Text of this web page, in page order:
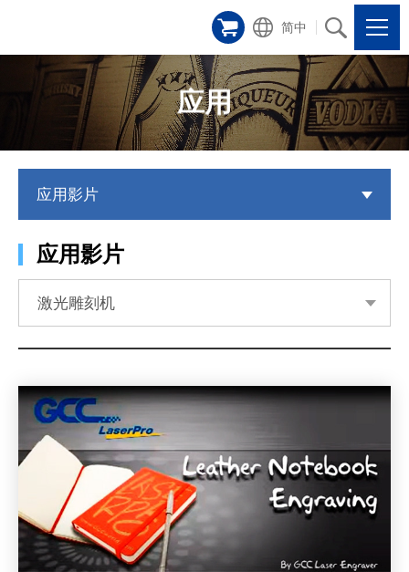
简中
应用
应用影片
应用影片
激光雕刻机